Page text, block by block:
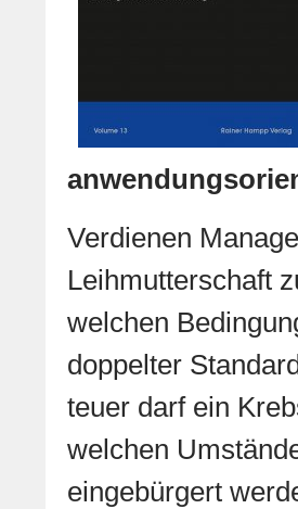
Verdienen
Leihmutterschaft
welchen
doppelter
teuer darf ein
welchen
eingebürgert